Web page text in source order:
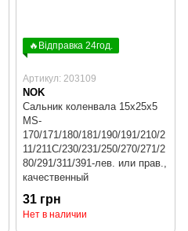
🔥Відправка 24год.
Артикул: 203109
NOK
Сальник коленвала 15x25x5
MS-
170/171/180/181/190/191/210/2
11/211C/230/231/250/270/271/2
80/291/311/391-лев. или прав.,
качественный
31 грн
Нет в наличии